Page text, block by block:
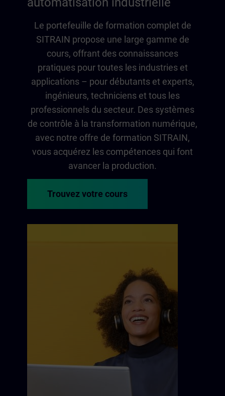
Le portefeuille de formation complet de
SITRAIN propose une large gamme de
cours, offrant des connaissances
pratiques pour toutes les industries et
applications – pour débutants et experts,
ingénieurs, techniciens et tous les
professionnels du secteur. Des systèmes
de contrôle à la transformation numérique,
avec notre offre de formation SITRAIN,
vous acquérez les compétences qui font
avancer la production.
Trouvez votre cours